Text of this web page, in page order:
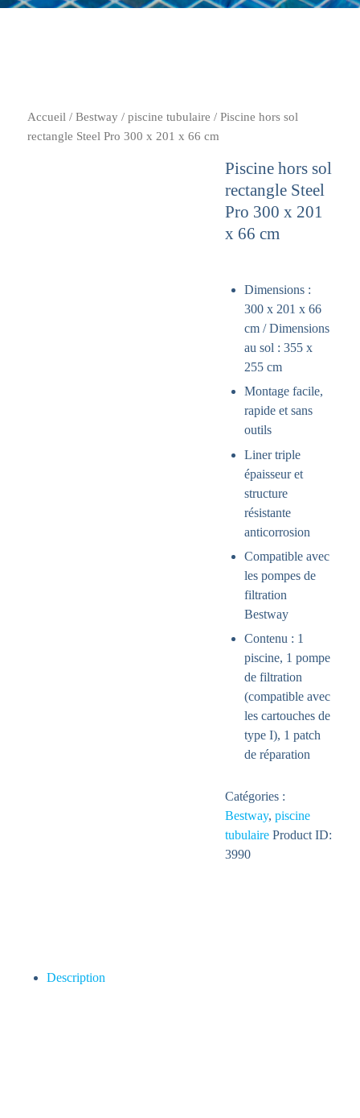
Accueil / Bestway / piscine tubulaire / Piscine hors sol
rectangle Steel Pro 300 x 201 x 66 cm
Piscine hors sol
rectangle Steel
Pro 300 x 201
x 66 cm
Dimensions :
300 x 201 x 66
cm / Dimensions
au sol : 355 x
255 cm
Montage facile,
rapide et sans
outils
Liner triple
épaisseur et
structure
résistante
anticorrosion
Compatible avec
les pompes de
filtration
Bestway
Contenu : 1
piscine, 1 pompe
de filtration
(compatible avec
les cartouches de
type I), 1 patch
de réparation
Catégories :
Bestway, piscine
tubulaire Product ID:
3990
Description